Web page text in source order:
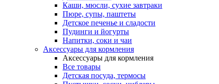
Каши, мюсли, сухие завтраки
Пюре, супы, паштеты
Детское печенье и сладости
Пудинги и йогурты
Напитки, соки и чаи
Аксессуары для кормления
Аксессуары для кормления
Все товары
Детская посуда, термосы